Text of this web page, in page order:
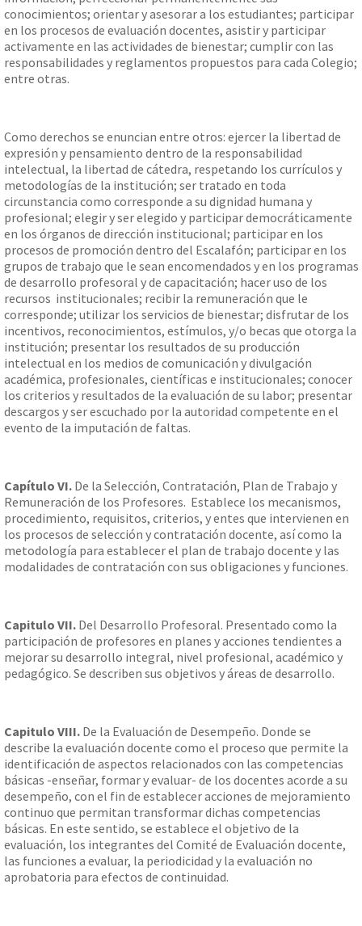
conocimientos; orientar y asesorar a los estudiantes; participar
en los procesos de evaluación docentes, asistir y participar
activamente en las actividades de bienestar; cumplir con las
responsabilidades y reglamentos propuestos para cada Colegio;
entre otras.
Como derechos se enuncian entre otros: ejercer la libertad de
expresión y pensamiento dentro de la responsabilidad
intelectual, la libertad de cátedra, respetando los currículos y
metodologías de la institución; ser tratado en toda
circunstancia como corresponde a su dignidad humana y
profesional; elegir y ser elegido y participar democráticamente
en los órganos de dirección institucional; participar en los
procesos de promoción dentro del Escalafón; participar en los
grupos de trabajo que le sean encomendados y en los programas
de desarrollo profesoral y de capacitación; hacer uso de los
recursos institucionales; recibir la remuneración que le
corresponde; utilizar los servicios de bienestar; disfrutar de los
incentivos, reconocimientos, estímulos, y/o becas que otorga la
institución; presentar los resultados de su producción
intelectual en los medios de comunicación y divulgación
académica, profesionales, científicas e institucionales; conocer
los criterios y resultados de la evaluación de su labor; presentar
descargos y ser escuchado por la autoridad competente en el
evento de la imputación de faltas.
Capítulo VI. De la Selección, Contratación, Plan de Trabajo y
Remuneración de los Profesores. Establece los mecanismos,
procedimiento, requisitos, criterios, y entes que intervienen en
los procesos de selección y contratación docente, así como la
metodología para establecer el plan de trabajo docente y las
modalidades de contratación con sus obligaciones y funciones.
Capitulo VII.Del Desarrollo Profesoral. Presentado como la
participación de profesores en planes y acciones tendientes a
mejorar su desarrollo integral, nivel profesional, académico y
pedagógico. Se describen sus objetivos y áreas de desarrollo.
Capitulo VIII.De la Evaluación de Desempeño. Donde se
describe la evaluación docente como el proceso que permite la
identificación de aspectos relacionados con las competencias
básicas -enseñar, formar y evaluar- de los docentes acorde a su
desempeño, con el fin de establecer acciones de mejoramiento
continuo que permitan transformar dichas competencias
básicas. En este sentido, se establece el objetivo de la
evaluación, los integrantes del Comité de Evaluación docente,
las funciones a evaluar, la periodicidad y la evaluación no
aprobatoria para efectos de continuidad.